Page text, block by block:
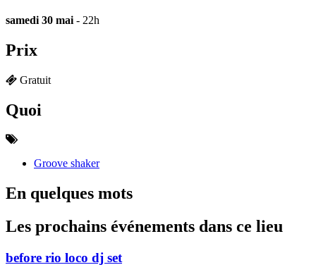
samedi 30 mai - 22h
Prix
Gratuit
Quoi
Groove shaker
En quelques mots
Les prochains événements dans ce lieu
before rio loco dj set